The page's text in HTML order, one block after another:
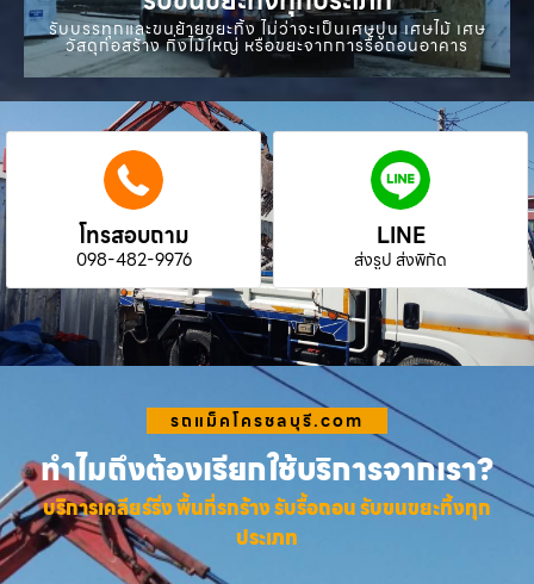
รับบรรทุกและขนย้ายขยะทิ้ง ไม่ว่าจะเป็นเศษปูน เศษไม้ เศษ
วัสดุก่อสร้าง กิ่งไม้ใหญ่ หรือขยะจากการรื้อถอนอาคาร
โทรสอบถาม
098-482-9976
LINE
ส่งรูป ส่งพิกัด
รถแม็คโครชลบุรี.com
ทำไมถึงต้องเรียกใช้บริการจากเรา?
บริการเคลียร์ริ่ง พื้นที่รกร้าง รับรื้อถอน รับขนขยะทิ้งทุก
ประเภท